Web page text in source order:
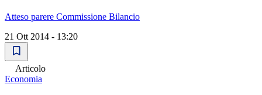
Atteso parere Commissione Bilancio
21 Ott 2014 - 13:20
Articolo
Economia